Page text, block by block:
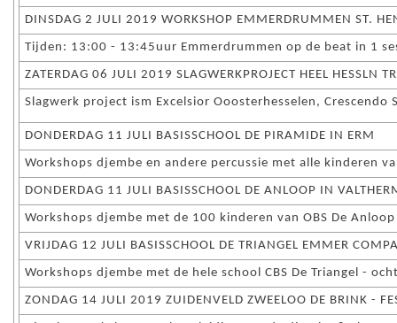
DINSDAG 2 JULI 2019 WORKSHOP EMMERDRUMMEN ST.
Tijden: 13:00 - 13:45uur Emmerdrummen op de beat in 1
ZATERDAG 06 JULI 2019 SLAGWERKPROJECT HEEL HESSLN
Slagwerk project ism Excelsior Ooosterhesselen,
DONDERDAG 11 JULI BASISSCHOOL DE PIRAMIDE IN ERM
Workshops djembe en andere percussie met alle kinderen
DONDERDAG 11 JULI BASISSCHOOL DE ANLOOP IN
Workshops djembe met de 100 kinderen van OBS De
VRIJDAG 12 JULI BASISSCHOOL DE TRIANGEL EMMER
Workshops djembe met de hele school CBS De Triangel -
ZONDAG 14 JULI 2019 ZUIDENVELD ZWEELOO DE BRINK -